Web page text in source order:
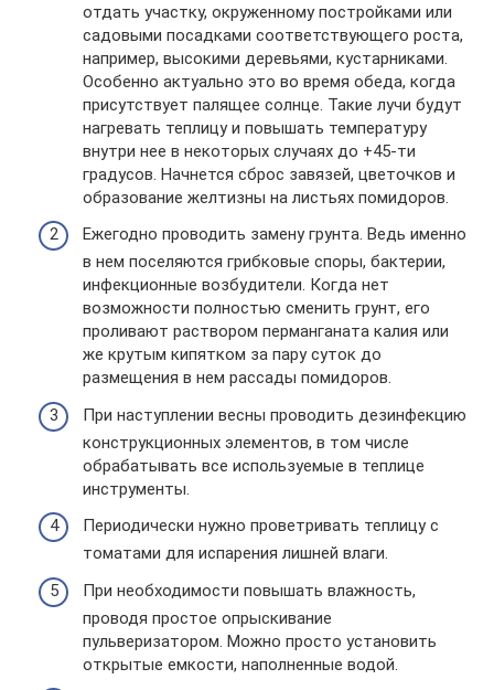
отдать участку, окруженному постройками или
садовыми посадками соответствующего роста,
например, высокими деревьями, кустарниками.
Особенно актуально это во время обеда, когда
присутствует палящее солнце. Такие лучи будут
нагревать теплицу и повышать температуру
внутри нее в некоторых случаях до +45-ти
градусов. Начнется сброс завязей, цветочков и
образование желтизны на листьях помидоров.
Ежегодно проводить замену грунта. Ведь именно
в нем поселяются грибковые споры, бактерии,
инфекционные возбудители. Когда нет
возможности полностью сменить грунт, его
проливают раствором перманганата калия или
же крутым кипятком за пару суток до
размещения в нем рассады помидоров.
При наступлении весны проводить дезинфекцию
конструкционных элементов, в том числе
обрабатывать все используемые в теплице
инструменты.
Периодически нужно проветривать теплицу с
томатами для испарения лишней влаги.
При необходимости повышать влажность,
проводя простое опрыскивание
пульверизатором. Можно просто установить
открытые емкости, наполненные водой.